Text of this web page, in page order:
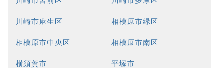
川崎市麻生区 相模原市緑区
相模原市中央区 相模原市南区
横須賀市 平塚市